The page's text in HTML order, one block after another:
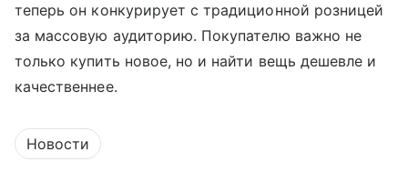
теперь он конкурирует с традиционной розницей
за массовую аудиторию. Покупателю важно не
только купить новое, но и найти вещь дешевле и
качественнее.
Новости